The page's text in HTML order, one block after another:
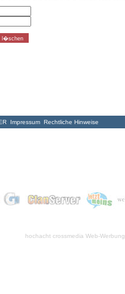
Impressum Rechtliche Hinweise
hochacht crossmedia Web-